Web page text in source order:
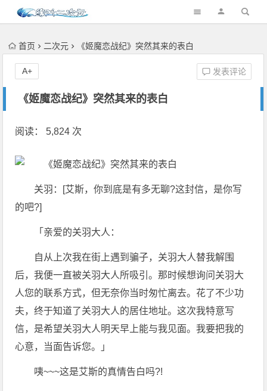
首页 二次元 《姬魔恋战纪》突然其来的表白
《姬魔恋战纪》突然其来的表白
发表评论
A+
阅读： 5,824 次
关羽：[艾斯，你到底是有多无聊?这封信，是你写
的吧?]
「亲爱的关羽大人：
自从上次我在街上遇到骗子，关羽大人替我解围
后，我便一直被关羽大人所吸引。那时候想询问关羽大
人您的联系方式，但无奈你当时匆忙离去。花了不少功
夫，终于知道了关羽大人的居住地址。这次我特意写
信，是希望关羽大人明天早上能与我见面。我要把我的
心意，当面告诉您。」
咦~~~这是艾斯的真情告白吗?!